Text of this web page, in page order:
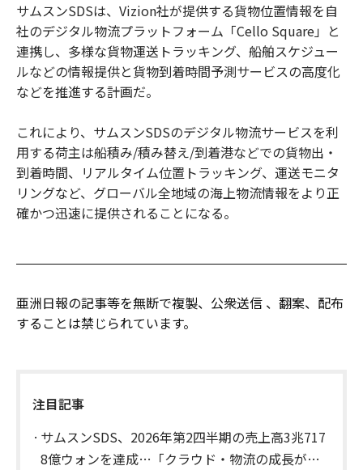
サムスンSDSは、Vizion社が提供する貨物位置情報を自
社のデジタル物流プラットフォーム「Cello Square」と
連携し、多様な貨物運送トラッキング、船舶スケジュー
ルなどの情報提供と貨物到着時間予測サービスの高度化
などを推進する計画だ。
これにより、サムスンSDSのデジタル物流サービスを利
用する荷主は船積み/積み替え/到着港などでの貨物出・
到着時間、リアルタイム位置トラッキング、運送モニタ
リングなど、グローバル全地域の海上物流情報をより正
確かつ迅速に提供されることになる。
亜洲日報の記事等を無断で複製、公衆送信 、翻案、配布
することは禁じられています。
注目記事
サムスンSDS、2026年第2四半期の売上高3兆717
8億ウォンを達成…「クラウド・物流の成長が牽